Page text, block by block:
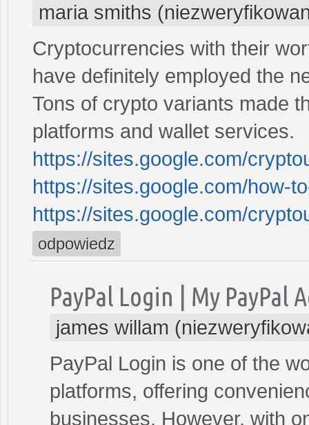
maria smiths
Cryptocurrencies with their
have definitely employed the
Tons of crypto variants made
platforms and wallet services.
https://sites.google.com/
https://sites.google.com/how-
https://sites.google.com/
odpowiedz
PayPal Login | My PayPal
james willam
PayPal Login is one of the
platforms, offering
businesses. However, with